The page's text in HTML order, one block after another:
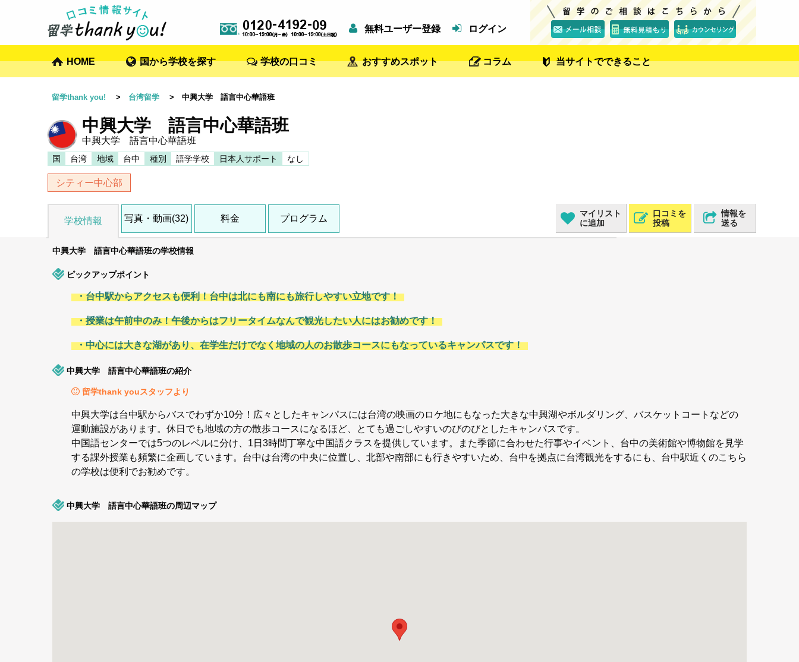
無料ユーザー登録 ログイン
HOME 国から学校を探す 学校の口コミ おすすめスポット コラム 当サイトでできること
留学thank you! > 台湾留学 > 中興大学 語言中心華語班
中興大学 語言中心華語班
中興大学 語言中心華語班
国 台湾 地域 台中 種別 語学学校 日本人サポート なし
シティー中心部
マイリスト
に追加
口コミを
投稿
情報を
送る
学校情報 写真・動画(32) 料金 プログラム
中興大学 語言中心華語班の学校情報
ピックアップポイント
・台中駅からアクセスも便利！台中は北にも南にも旅行しやすい立地です！
・授業は午前中のみ！午後からはフリータイムなんで観光したい人にはお勧めです！
・中心には大きな湖があり、在学生だけでなく地域の人のお散歩コースにもなっているキャンパスです！
中興大学 語言中心華語班の紹介
留学thank youスタッフより
中興大学は台中駅からバスでわずか10分！広々としたキャンパスには台湾の映画のロケ地にもなった大きな中興湖やボルダリング、バスケットコートなどの
運動施設があります。休日でも地域の方の散歩コースになるほど、とても過ごしやすいのびのびとしたキャンパスです。
中国語センターでは5つのレベルに分け、1日3時間丁寧な中国語クラスを提供しています。また季節に合わせた行事やイベント、台中の美術館や博物館を見学
する課外授業も頻繁に企画しています。台中は台湾の中央に位置し、北部や南部にも行きやすいため、台中を拠点に台湾観光をするにも、台中駅近くのこちら
の学校は便利でお勧めです。
中興大学 語言中心華語班の周辺マップ